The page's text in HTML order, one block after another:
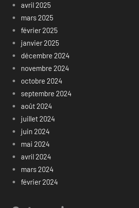
avril 2025
mars 2025
février 2025
janvier 2025
décembre 2024
novembre 2024
octobre 2024
septembre 2024
août 2024
juillet 2024
juin 2024
mai 2024
avril 2024
mars 2024
février 2024